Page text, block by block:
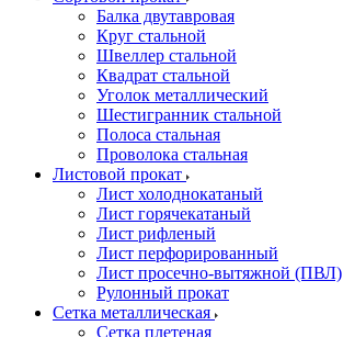
Балка двутавровая
Круг стальной
Швеллер стальной
Квадрат стальной
Уголок металлический
Шестигранник стальной
Полоса стальная
Проволока стальная
Листовой прокат
Лист холоднокатаный
Лист горячекатаный
Лист рифленый
Лист перфорированный
Лист просечно-вытяжной (ПВЛ)
Рулонный прокат
Сетка металлическая
Сетка плетеная